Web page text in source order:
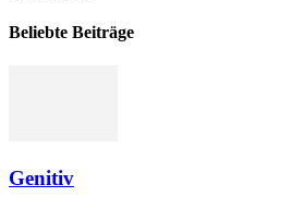
Beliebte Beiträge
Genitiv